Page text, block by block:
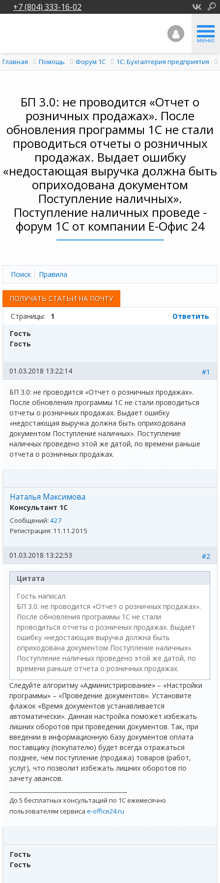
+7 (804) 333-16-02
меню
Главная Помощь Форум 1C 1С: Бухгалтерия предприятия
БП 3.0: не проводится «Отчет о
розничных продажах». После
обновления программы 1С не стали
проводиться отчеты о розничных
продажах. Выдает ошибку
«недостающая выручка должна быть
оприходована документом
Поступление наличных».
Поступление наличных проведе -
форум 1С от компании Е-Офис 24
Поиск Правила
ПОЛУЧАТЬ СТАТЬИ НА ПОЧТУ
Страницы:
1
Ответить
Гость
Гость
#1
01.03.2018 13:22:14
БП 3.0: не проводится «Отчет о розничных продажах».
После обновления программы 1С не стали проводиться
отчеты о розничных продажах. Выдает ошибку
«недостающая выручка должна быть оприходована
документом Поступление наличных». Поступление
наличных проведено этой же датой, по времени раньше
отчета о розничных продажах.
Наталья Максимова
Консультант 1С
Сообщений: 427
Регистрация: 11.11.2015
#2
01.03.2018 13:22:53
Цитата
Гость написал:
БП 3.0: не проводится «Отчет о розничных продажах».
После обновления программы 1С не стали
проводиться отчеты о розничных продажах. Выдает
ошибку «недостающая выручка должна быть
оприходована документом Поступление наличных».
Поступление наличных проведено этой же датой, по
времени раньше отчета о розничных продажах.
Следуйте алгоритму «Администрирование» – «Настройки
программы» – «Проведение документов». Установите
флажок «Время документов устанавливается
автоматически». Данная настройка поможет избежать
лишних оборотов при проведении документов. Так, при
введении в информационную базу документов оплата
поставщику (покупателю) будет всегда отражаться
позднее, чем поступление (продажа) товаров (работ,
услуг), что позволит избежать лишних оборотов по
зачету авансов.
До 5 бесплатных консультаций по 1С ежемесячно
пользователям сервиса e-office24.ru
Гость
Гость